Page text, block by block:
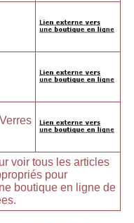
voir tous les articles
pour
boutique en ligne de